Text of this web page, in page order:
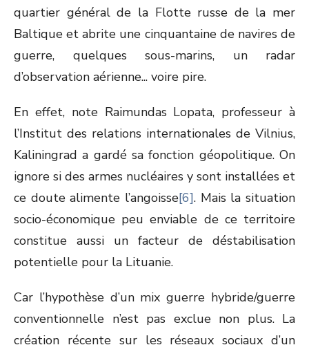
quartier général de la Flotte russe de la mer
Baltique et abrite une cinquantaine de navires de
guerre, quelques sous-marins, un radar
d’observation aérienne... voire pire.
En effet, note Raimundas Lopata, professeur à
l’Institut des relations internationales de Vilnius,
Kaliningrad a gardé sa fonction géopolitique. On
ignore si des armes nucléaires y sont installées et
ce doute alimente l’angoisse[6]. Mais la situation
socio-économique peu enviable de ce territoire
constitue aussi un facteur de déstabilisation
potentielle pour la Lituanie.
Car l’hypothèse d’un mix guerre hybride/guerre
conventionnelle n’est pas exclue non plus. La
création récente sur les réseaux sociaux d’un